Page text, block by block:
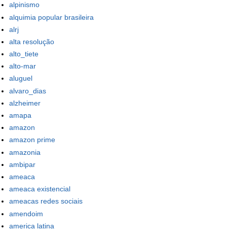
alpinismo
alquimia popular brasileira
alrj
alta resolução
alto_tiete
alto-mar
aluguel
alvaro_dias
alzheimer
amapa
amazon
amazon prime
amazonia
ambipar
ameaca
ameaca existencial
ameacas redes sociais
amendoim
america latina